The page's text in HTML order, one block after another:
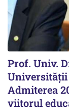
Prof. Univ.
Universității
Admiterea
viitorul